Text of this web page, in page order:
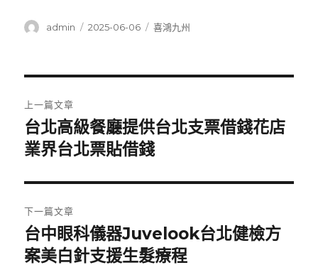
作
admin
發
2025-06-06
分
喜鴻九州
章
導
覽
上一篇文章
上
一
文
章:
台北高級餐廳提供台北支票借錢花店
業界台北票貼借錢
下一篇文章
下
一
台中眼科儀器Juvelook台北健檢方
案美白針支援生髮療程